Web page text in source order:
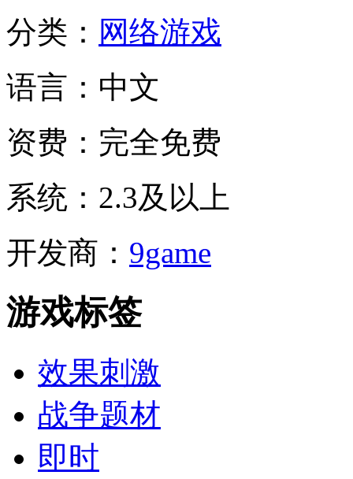
分类： 网络游戏
语言： 中文
资费： 完全免费
系统： 2.3及以上
开发商： 9game
游戏标签
效果刺激
战争题材
即时